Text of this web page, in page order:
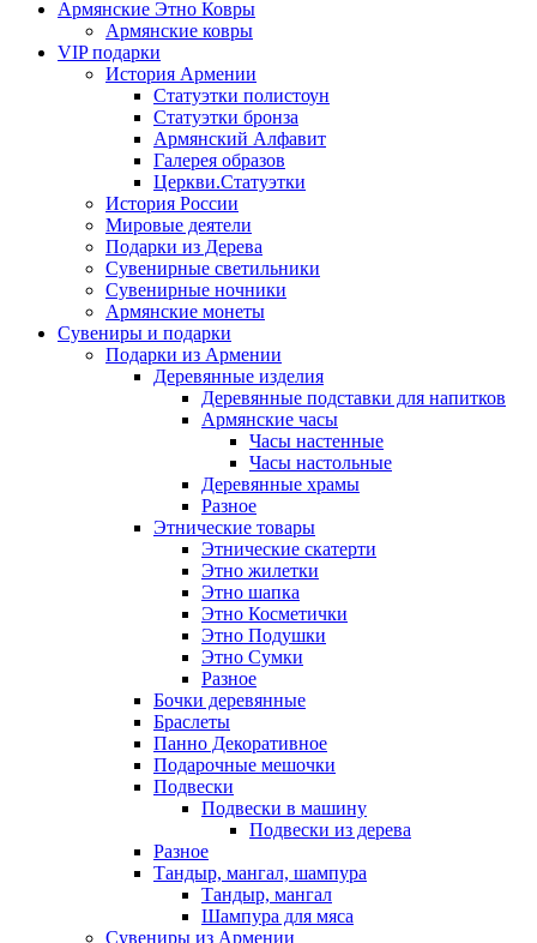
Армянские Этно Ковры
Армянские ковры
VIP подарки
История Армении
Статуэтки полистоун
Статуэтки бронза
Армянский Алфавит
Галерея образов
Церкви.Статуэтки
История России
Мировые деятели
Подарки из Дерева
Сувенирные светильники
Сувенирные ночники
Армянские монеты
Сувениры и подарки
Подарки из Армении
Деревянные изделия
Деревянные подставки для напитков
Армянские часы
Часы настенные
Часы настольные
Деревянные храмы
Разное
Этнические товары
Этнические скатерти
Этно жилетки
Этно шапка
Этно Косметички
Этно Подушки
Этно Сумки
Разное
Бочки деревянные
Браслеты
Панно Декоративное
Подарочные мешочки
Подвески
Подвески в машину
Подвески из дерева
Разное
Тандыр, мангал, шампура
Тандыр, мангал
Шампура для мяса
Сувениры из Армении